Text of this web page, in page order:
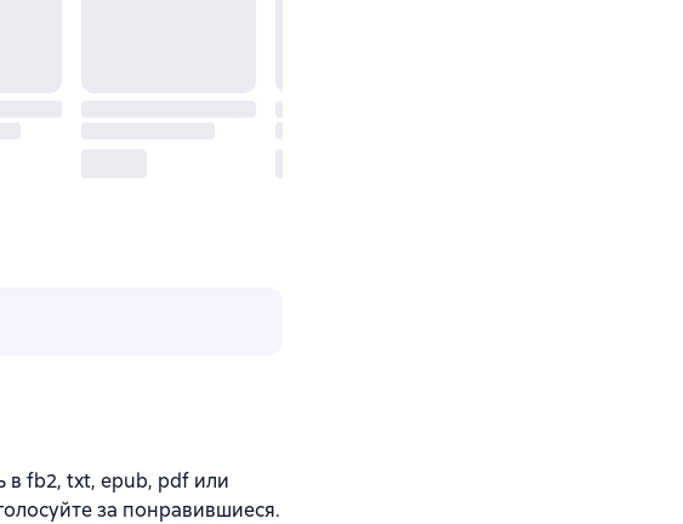
в fb2, txt, epub, pdf или
за понравившиеся.